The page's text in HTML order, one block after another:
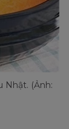
Nhật. (Ảnh: